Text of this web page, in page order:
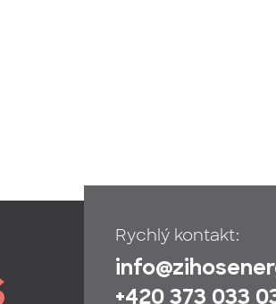
Rychlý kontakt:
+420 373 033